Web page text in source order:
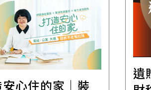
心住的家｜裝
遺